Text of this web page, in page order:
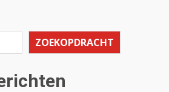
ZOEKOPDRACHT